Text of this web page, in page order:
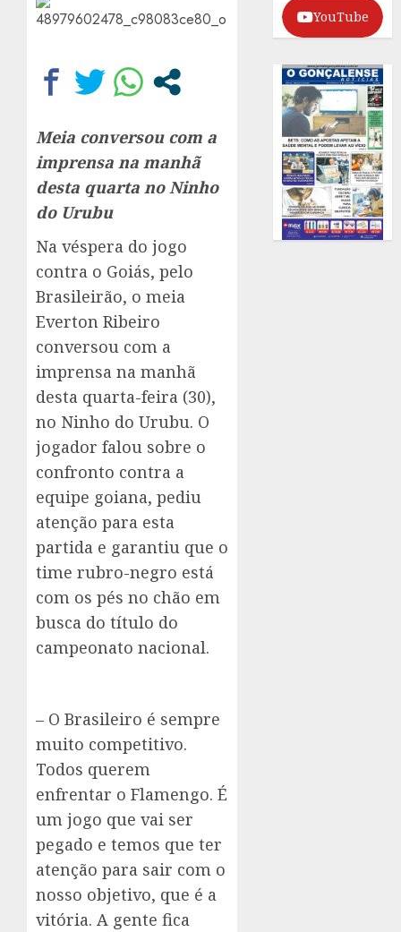
Meia conversou com a
imprensa na manhã
desta quarta no Ninho
do Urubu
Na véspera do jogo
contra o Goiás, pelo
Brasileirão, o meia
Everton Ribeiro
conversou com a
imprensa na manhã
desta quarta-feira (30),
no Ninho do Urubu. O
jogador falou sobre o
confronto contra a
equipe goiana, pediu
atenção para esta
partida e garantiu que o
time rubro-negro está
com os pés no chão em
busca do título do
campeonato nacional.
– O Brasileiro é sempre
muito competitivo.
Todos querem
enfrentar o Flamengo. É
um jogo que vai ser
pegado e temos que ter
atenção para sair com o
nosso objetivo, que é a
vitória. A gente fica
YouTube